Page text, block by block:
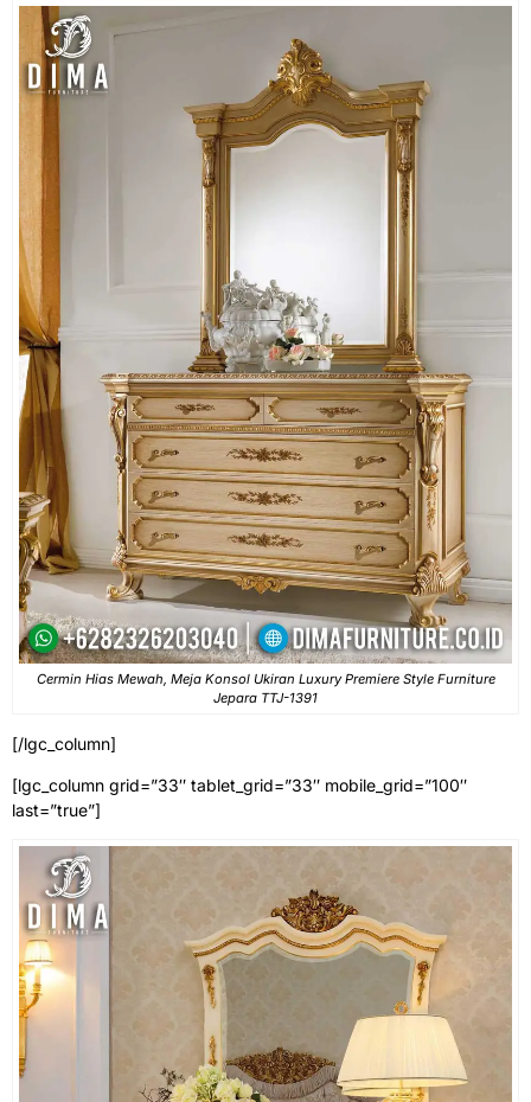
Cermin Hias Mewah, Meja Konsol Ukiran Luxury Premiere Style Furniture
Jepara TTJ-1391
[/lgc_column]
[lgc_column grid=”33″ tablet_grid=”33″ mobile_grid=”100″
last=”true”]